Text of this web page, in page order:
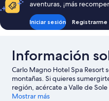
a
montaña
aventuras, ¡más
Iniciar sesión Registrarme
Información
Carlo Magno Hotel Spa Resort
montañas. Si quieres
región, acércate a Valle de
niños? Pues llévalos a Escuela
Mostrar más